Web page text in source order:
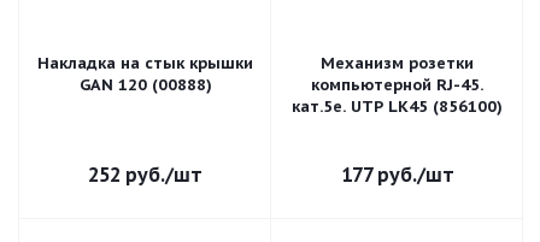
Накладка на стык крышки
GAN 120 (00888)
252 руб./шт
Механизм розетки
компьютерной RJ-45.
кат.5е. UTP LK45 (856100)
177руб./шт